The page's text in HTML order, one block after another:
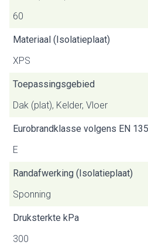
60
Materiaal (Isolatieplaat)
XPS
Toepassingsgebied
Dak (plat), Kelder, Vloer
Eurobrandklasse volgens EN
E
Randafwerking (Isolatieplaat)
Sponning
Druksterkte kPa
300